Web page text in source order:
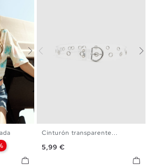
Cinturón transparente...
Precio
5,99 €